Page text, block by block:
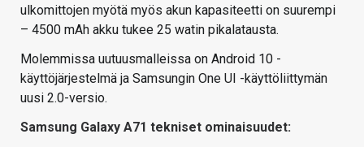
ulkomittojen myötä myös akun kapasiteetti on suurempi
– 4500 mAh akku tukee 25 watin pikalatausta.
Molemmissa uutuusmalleissa on Android 10 -
käyttöjärjestelmä ja Samsungin One UI -käyttöliittymän
uusi 2.0-versio.
Samsung Galaxy A71 tekniset ominaisuudet: